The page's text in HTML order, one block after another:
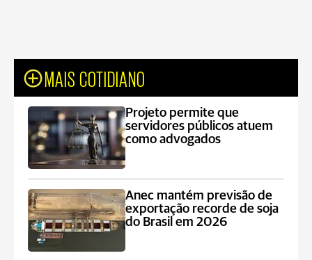
MAIS COTIDIANO
Projeto permite que
servidores públicos atuem
como advogados
Anec mantém previsão de
exportação recorde de soja
do Brasil em 2026